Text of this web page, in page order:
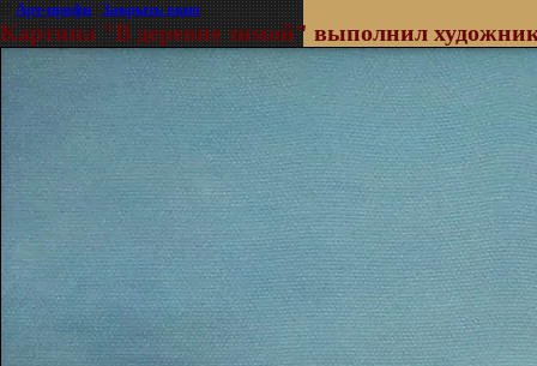
©Арт-профи|Закрыть окно
Картина "В деревне зимой" выполнил